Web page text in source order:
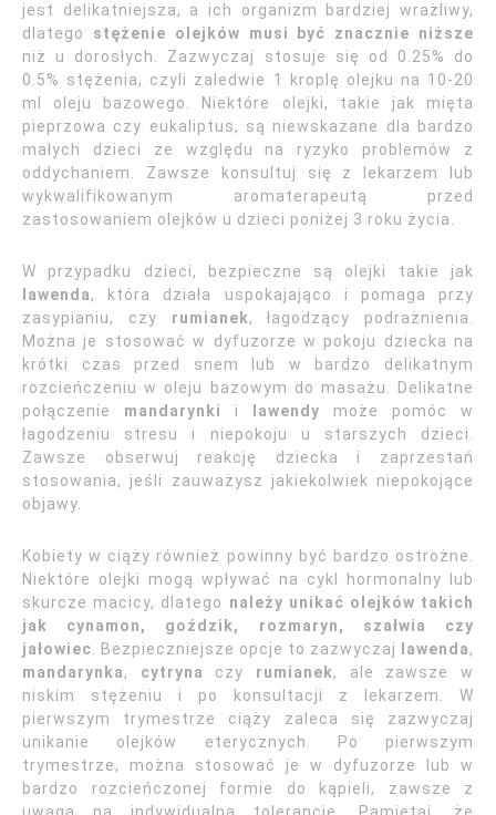
jest delikatniejsza, a ich organizm bardziej wrażliwy,
dlatego stężenie olejków musi być znacznie niższe
niż u dorosłych. Zazwyczaj stosuje się od 0.25% do
0.5% stężenia, czyli zaledwie 1 kroplę olejku na 10-20
ml oleju bazowego. Niektóre olejki, takie jak mięta
pieprzowa czy eukaliptus, są niewskazane dla bardzo
małych dzieci ze względu na ryzyko problemów z
oddychaniem. Zawsze konsultuj się z lekarzem lub
wykwalifikowanym aromaterapeutą przed
zastosowaniem olejków u dzieci poniżej 3 roku życia.
W przypadku dzieci, bezpieczne są olejki takie jak
lawenda, która działa uspokajająco i pomaga przy
zasypianiu, czy rumianek, łagodzący podrażnienia.
Można je stosować w dyfuzorze w pokoju dziecka na
krótki czas przed snem lub w bardzo delikatnym
rozcieńczeniu w oleju bazowym do masażu. Delikatne
połączenie mandarynki i lawendy może pomóc w
łagodzeniu stresu i niepokoju u starszych dzieci.
Zawsze obserwuj reakcję dziecka i zaprzestań
stosowania, jeśli zauważysz jakiekolwiek niepokojące
objawy.
Kobiety w ciąży również powinny być bardzo ostrożne.
Niektóre olejki mogą wpływać na cykl hormonalny lub
skurcze macicy, dlatego należy unikać olejków takich
jak cynamon, goździk, rozmaryn, szałwia czy
jałowiec . Bezpieczniejsze opcje to zazwyczaj lawenda,
mandarynka, cytryna czy rumianek, ale zawsze w
niskim stężeniu i po konsultacji z lekarzem. W
pierwszym trymestrze ciąży zaleca się zazwyczaj
unikanie olejków eterycznych. Po pierwszym
trymestrze, można stosować je w dyfuzorze lub w
bardzo rozcieńczonej formie do kąpieli, zawsze z